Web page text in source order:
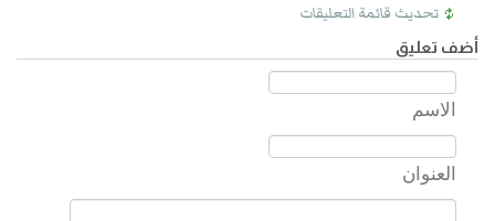
تحديث قائمة التعليقات
أضف تعليق
الاسم
العنوان